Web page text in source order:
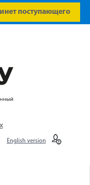
поступающего
English version